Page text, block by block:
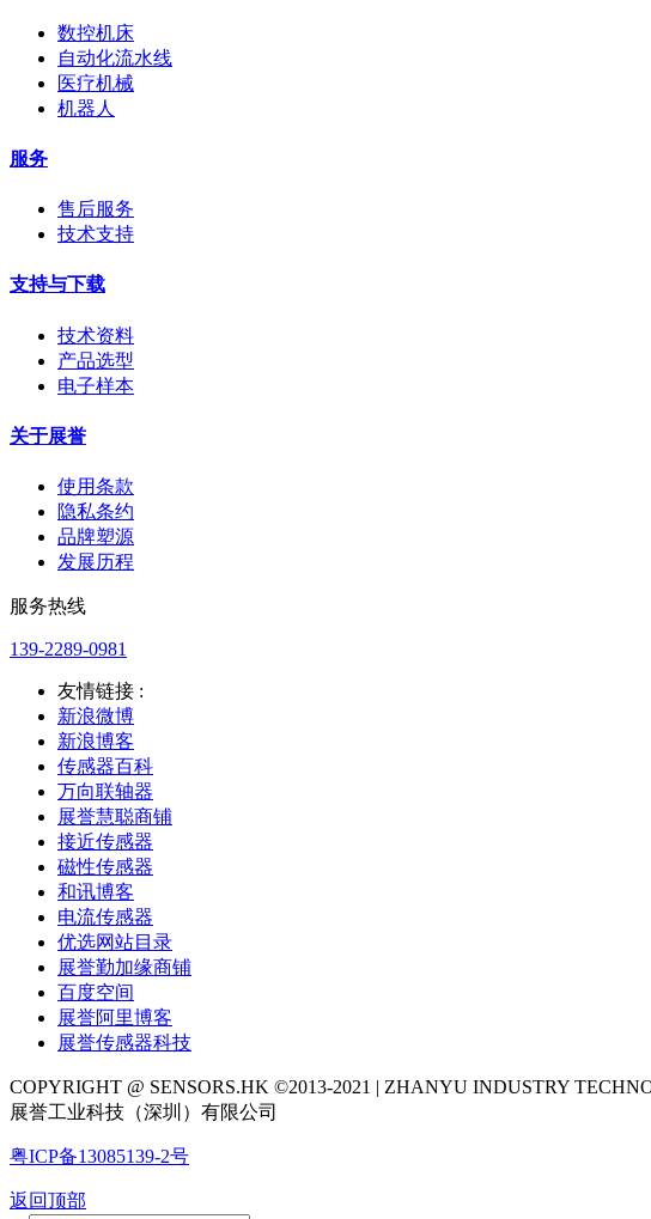
数控机床
自动化流水线
医疗机械
机器人
服务
售后服务
技术支持
支持与下载
技术资料
产品选型
电子样本
关于展誉
使用条款
隐私条约
品牌塑源
发展历程
服务热线
139-2289-0981
友情链接 :
新浪微博
新浪博客
传感器百科
万向联轴器
展誉慧聪商铺
接近传感器
磁性传感器
和讯博客
电流传感器
优选网站目录
展誉勤加缘商铺
百度空间
展誉阿里博客
展誉传感器科技
COPYRIGHT @ SENSORS.HK ©2013-2021 | ZHANYU INDUSTRY
展誉工业科技（深圳）有限公司
粤ICP备13085139-2号
返回顶部